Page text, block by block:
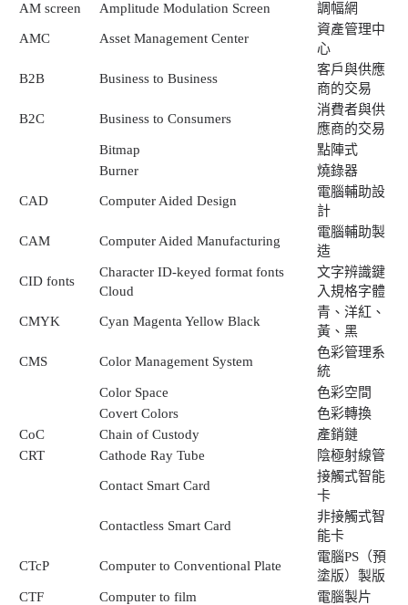
AM screen
Amplitude Modulation Screen 調幅網
AMC Asset Management Center
資產管理中
心
B2B Business to Business
客戶與供應
商的交易
B2C Business to Consumers
消費者與供
應商的交易
Bitmap
點陣式
Burner
燒錄器
CAD Computer Aided Design
電腦輔助設
計
CAM Computer Aided Manufacturing
電腦輔助製
造
CID fonts
Character ID-keyed format fonts
Cloud
文字辨識鍵
入規格字體
CMYK Cyan Magenta Yellow Black
青、洋紅、
黃、黑
CMS Color Management System
色彩管理系
統
Color Space
色彩空間
Covert Colors
色彩轉換
CoC
Chain of Custody
產銷鏈
CRT
Cathode Ray Tube 陰極射線管
Contact Smart Card
接觸式智能
卡
Contactless Smart Card
非接觸式智
能卡
CTcP Computer to Conventional Plate
電腦PS（預
塗版）製版
CTF
Computer to film
電腦製片